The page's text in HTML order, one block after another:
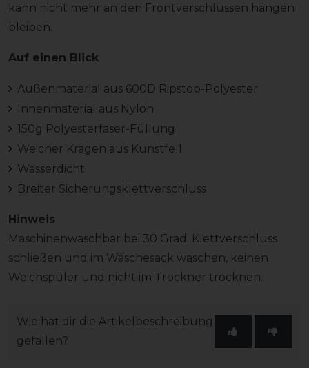
kann nicht mehr an den Frontverschlüssen hängen
bleiben.
Auf einen Blick
Außenmaterial aus 600D Ripstop-Polyester
Innenmaterial aus Nylon
150g Polyesterfaser-Füllung
Weicher Kragen aus Kunstfell
Wasserdicht
Breiter Sicherungsklettverschluss
Hinweis
Maschinenwaschbar bei 30 Grad. Klettverschluss
schließen und im Wäschesack waschen, keinen
Weichspüler und nicht im Trockner trocknen.
Wie hat dir die Artikelbeschreibung
gefallen?